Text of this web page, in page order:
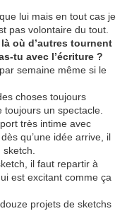
lui mais en tout cas je
pas volontaire du tout.
où d’autres tournent
tu avec l’écriture ?
semaine même si le
choses toujours
un spectacle.
très intime avec
qu’une idée arrive, il
il faut repartir à
est excitant comme ça
projets de sketchs